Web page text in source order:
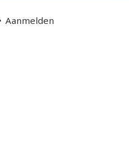
Aanmelden